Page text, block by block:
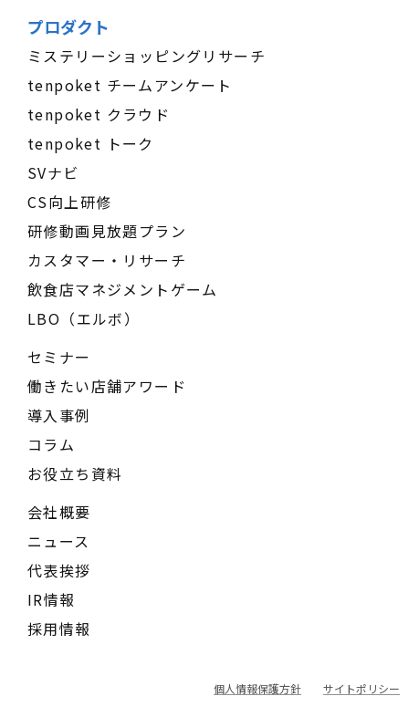
プロダクト
ミステリーショッピングリサーチ
tenpoket チームアンケート
tenpoket クラウド
tenpoket トーク
SVナビ
CS向上研修
研修動画見放題プラン
カスタマー・リサーチ
飲食店マネジメントゲーム
LBO（エルボ）
セミナー
働きたい店舗アワード
導入事例
コラム
お役立ち資料
会社概要
ニュース
代表挨拶
IR情報
採用情報
個人情報保護方針 サイトポリシー